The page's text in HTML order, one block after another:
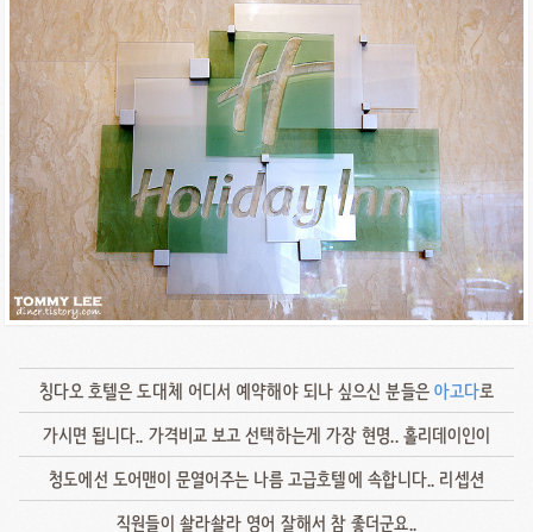
칭다오 호텔은 도대체 어디서 예약해야 되나 싶으신 분들은아고다로
가시면 됩니다.. 가격비교 보고 선택하는게 가장 현명.. 홀리데이인이
청도에선 도어맨이 문열어주는 나름 고급호텔에 속합니다.. 리셉션
직원들이 솰라솰라 영어 잘해서 참 좋더군요..